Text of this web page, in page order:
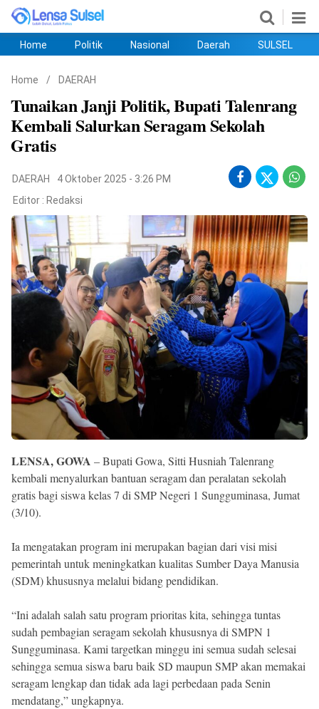
©
Copyright
2026
lensasulsel.com
.
All
Home Politik Nasional Daerah SULSEL
Home / DAERAH
Tunaikan Janji Politik, Bupati Talenrang
Kembali Salurkan Seragam Sekolah
Gratis
DAERAH
4 Oktober 2025 - 3:26 PM
Editor : Redaksi
LENSA, GOWA – Bupati Gowa, Sitti Husniah Talenrang
kembali menyalurkan bantuan seragam dan peralatan sekolah
gratis bagi siswa kelas 7 di SMP Negeri 1 Sungguminasa, Jumat
(3/10).
Ia mengatakan program ini merupakan bagian dari visi misi
pemerintah untuk meningkatkan kualitas Sumber Daya Manusia
(SDM) khususnya melalui bidang pendidikan.
“Ini adalah salah satu program prioritas kita, sehingga tuntas
sudah pembagian seragam sekolah khususnya di SMPN 1
Sungguminasa. Kami targetkan minggu ini semua sudah selesai
sehingga semua siswa baru baik SD maupun SMP akan memakai
seragam lengkap dan tidak ada lagi perbedaan pada Senin
mendatang,” ungkapnya.